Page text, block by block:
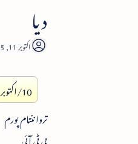
دیا
10/اکتوبر
ترواننتام پورم
پی ٹی آئی